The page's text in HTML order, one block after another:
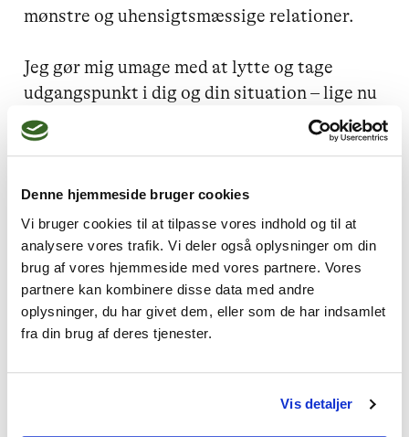
Denne hjemmeside bruger cookies
Vi bruger cookies til at tilpasse vores indhold og til at
analysere vores trafik. Vi deler også oplysninger om din
brug af vores hjemmeside med vores partnere. Vores
partnere kan kombinere disse data med andre
oplysninger, du har givet dem, eller som de har indsamlet
fra din brug af deres tjenester.
Vis detaljer
mønstre og uhensigtsmæssige relationer.
Jeg gør mig umage med at lytte og tage
udgangspunkt i dig og din situation – lige nu
og her. Sammen finder vi veje videre og
klarhed over, hvordan du kan skabe det
Samtaler i Viborg midtby eller online.
Jeg kan hjælpe dig med